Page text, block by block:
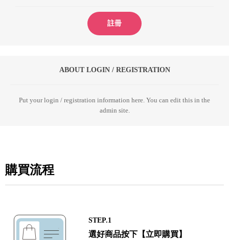
註冊
ABOUT LOGIN / REGISTRATION
Put your login / registration information here. You can edit this in the
admin site.
購買流程
STEP.1
選好商品按下【立即購買】